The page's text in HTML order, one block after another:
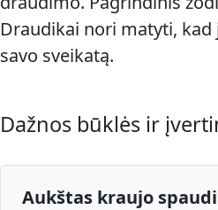
Draudikai nori matyti,
savo sveikatą.
Dažnos būklės ir
Aukštas kraujo